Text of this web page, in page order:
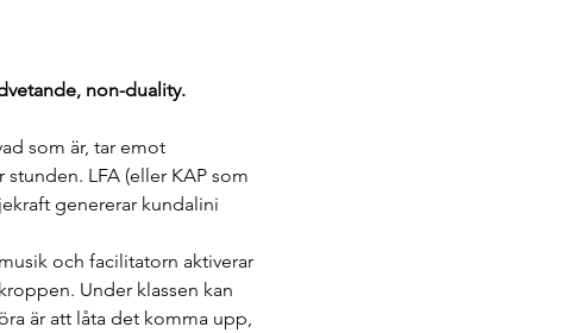
non-duality.
som är, tar emot
LFA (eller KAP som
genererar kundalini
och facilitatorn aktiverar
Under klassen kan
är att låta det komma upp,